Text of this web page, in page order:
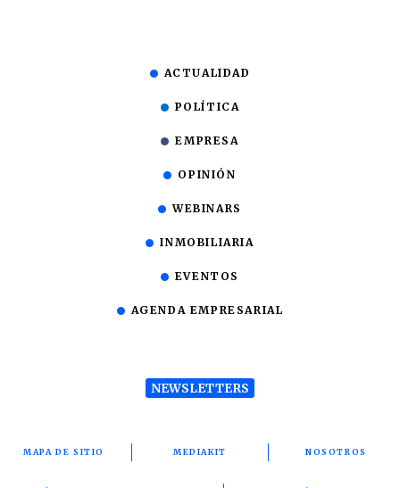
ACTUALIDAD
POLÍTICA
EMPRESA
OPINIÓN
WEBINARS
INMOBILIARIA
EVENTOS
AGENDA EMPRESARIAL
NEWSLETTERS
MAPA DE SITIO MEDIAKIT NOSOTROS